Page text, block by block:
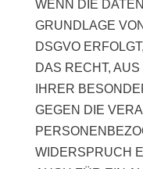
WENN DIE
GRUNDLAGE
DSGVO
DAS RECHT,
IHRER
GEGEN DIE
WIDERSPRUCH